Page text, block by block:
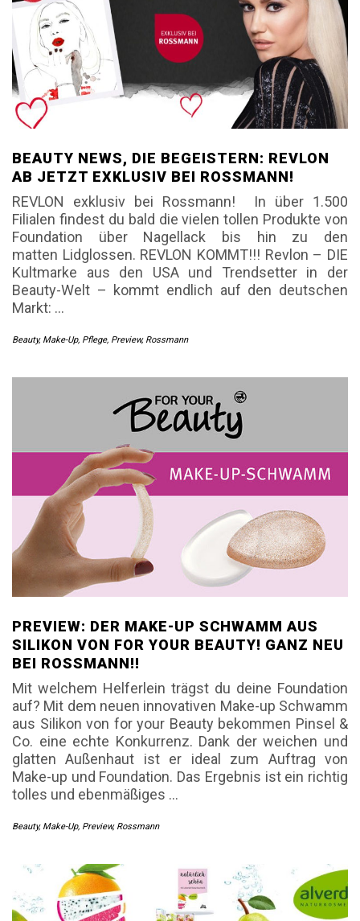
BEAUTY NEWS, DIE BEGEISTERN: REVLON
AB JETZT EXKLUSIV BEI ROSSMANN!
REVLON exklusiv bei Rossmann! In über 1.500
Filialen findest du bald die vielen tollen Produkte von
Foundation über Nagellack bis hin zu den
matten Lidglossen. REVLON KOMMT!!! Revlon – DIE
Kultmarke aus den USA und Trendsetter in der
Beauty-Welt – kommt endlich auf den deutschen
Markt: …
Beauty, Make-Up, Pflege, Preview, Rossmann
PREVIEW: DER MAKE-UP SCHWAMM AUS
SILIKON VON FOR YOUR BEAUTY! GANZ NEU
BEI ROSSMANN!!
Mit welchem Helferlein trägst du deine Foundation
auf? Mit dem neuen innovativen Make-up Schwamm
aus Silikon von for your Beauty bekommen Pinsel &
Co. eine echte Konkurrenz. Dank der weichen und
glatten Außenhaut ist er ideal zum Auftrag von
Make-up und Foundation. Das Ergebnis ist ein richtig
tolles und ebenmäßiges …
Beauty, Make-Up, Preview, Rossmann